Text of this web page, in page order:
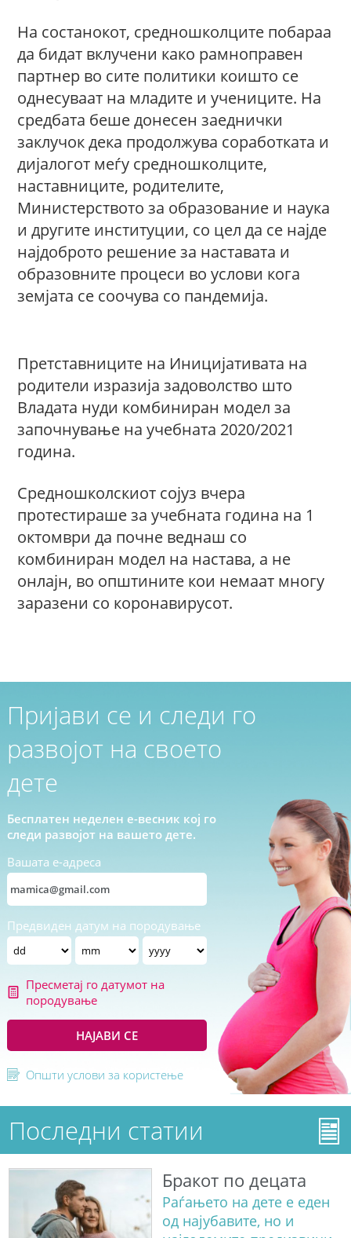
На состанокот, средношколците побараа
да бидат вклучени како рамноправен
партнер во сите политики коишто се
однесуваат на младите и учениците. На
средбата беше донесен заеднички
заклучок дека продолжува соработката и
дијалогот меѓу средношколците,
наставниците, родителите,
Министерството за образование и наука
и другите институции, со цел да се најде
најдоброто решение за наставата и
образовните процеси во услови кога
земјата се соочува со пандемија.
Претставниците на Иницијативата на
родители изразија задоволство што
Владата нуди комбиниран модел за
започнување на учебната 2020/2021
година.
Средношколскиот сојуз вчера
протестираше за учебната година на 1
октомври да почне веднаш со
комбиниран модел на настава, а не
онлајн, во општините кои немаат многу
заразени со коронавирусот.
Пријави се и следи го
развојот на своето
дете
Бесплатен неделен е-весник кој го
следи развојот на вашето дете.
Вашата е-адреса
Предвиден датум на породување
Пресметај го датумот на
породување
НАЈАВИ СЕ
Општи услови за користење
Последни статии
Бракот по децата
Раѓањето на дете е еден
од најубавите, но и